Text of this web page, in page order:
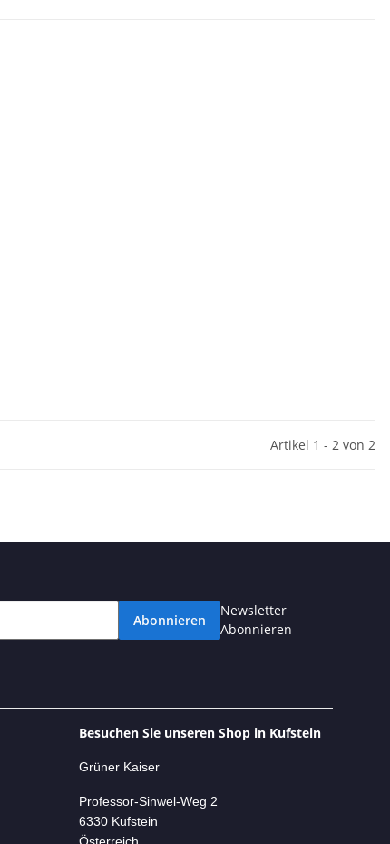
Artikel 1 - 2 von 2
Abonnieren
Newsletter
Abonnieren
Besuchen Sie unseren Shop in Kufstein
Grüner Kaiser
Professor-Sinwel-Weg 2
6330 Kufstein